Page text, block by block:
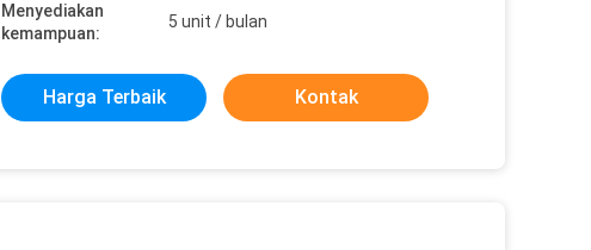
Menyediakan
kemampuan:
5 unit / bulan
Harga Terbaik Kontak